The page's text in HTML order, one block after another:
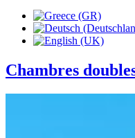
Chambres